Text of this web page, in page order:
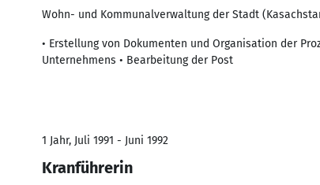
Wohn- und Kommunalverwaltung der Stadt
• Erstellung von Dokumenten und Organisation der
Unternehmens • Bearbeitung der Post
1 Jahr, Juli 1991 - Juni 1992
Kranführerin